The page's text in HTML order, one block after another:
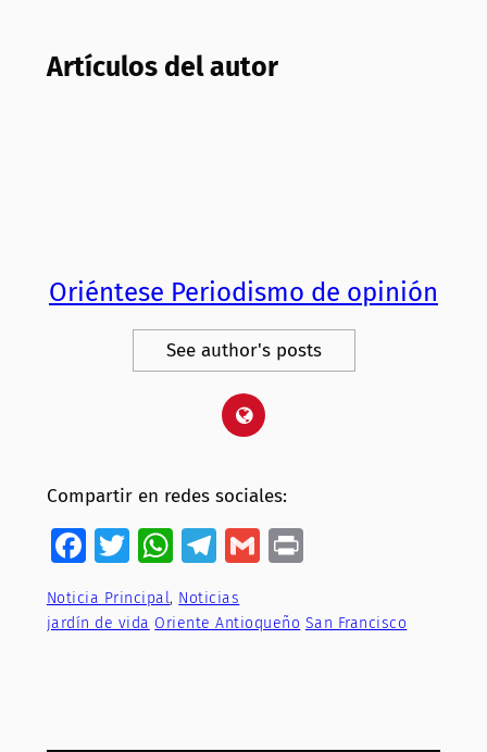
Artículos del autor
Oriéntese Periodismo de opinión
See author's posts
Compartir en redes sociales:
Facebook
Twitter
WhatsApp
Telegram
GmailPrint
Noticia Principal, Noticias
jardín de vida Oriente Antioqueño San Francisco